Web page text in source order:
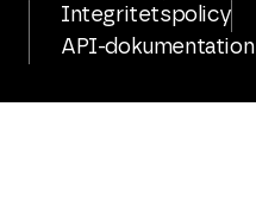
Integritetspolicy
API-dokumentation